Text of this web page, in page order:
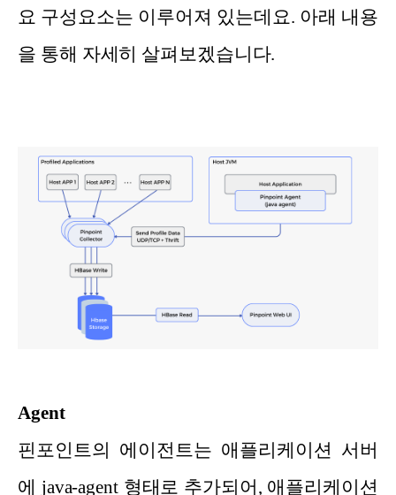
요 구성요소는 이루어져 있는데요. 아래 내용
을 통해 자세히 살펴보겠습니다.
Agent
핀포인트의 에이전트는 애플리케이션 서버
에 java-agent 형태로 추가되어, 애플리케이션